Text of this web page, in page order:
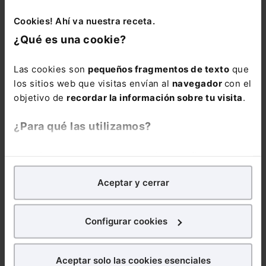
Cookies! Ahí va nuestra receta.
¿Qué es una cookie?
Las cookies son pequeños fragmentos de texto que
los sitios web que visitas envían al navegador con el
objetivo de recordar la información sobre tu visita.
¿Para qué las utilizamos?
analíticospara tratar demejorar tu experienciaen
nuestra página web. También con fines publicitarios,
para poder mostrarte publicidad y contenidos de tu
¿Qué puedes hacer?
Aceptar y cerrar
Configurar cookies
Aceptar solo las cookies esenciales
dignidad y decoro cuando ello es posible, lo que
no es posible es atribuir a la hija y al progenitor
custodio en calidad de domicilio familiar un
inmueble que no sirve a estos fines, más allá del
tiempo que se necesita para liquidar la sociedad
legal de gananciales existente entre ambos
DERECHO CIVIL
DERECHO JURÍDICO
Curso A tu aire
urbanos 2025.
Cuestiones